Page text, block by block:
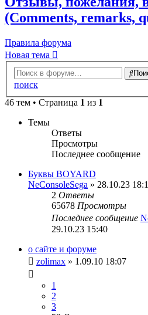
(Comments, remarks,
Правила форума
Новая тема
поиск
46 тем • Страница 1 из 1
Темы
Ответы
Просмотры
Последнее сообщение
Буквы BOYARD
NeConsoleSega » 28.10.23
2 Ответы
65678 Просмотры
Последнее сообщение
29.10.23 15:40
о сайте и форуме
zolimax » 1.09.10 18:07
1
2
3